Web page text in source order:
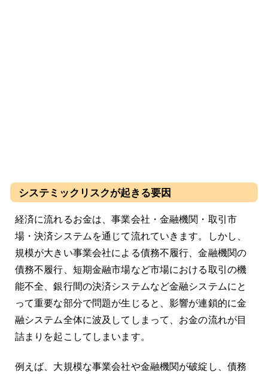
システミックリスクが起きる要因
経済に流れるお金は、事業会社・金融機関・取引市
場・決済システムを通じて流れていきます。しかし、
規模が大きい事業会社による債務不履行、金融機関の
債務不履行、短期金融市場など市場における取引の機
能不全、銀行間の決済システムなど金融システムにと
って重要な部分で問題が生じると、影響が連鎖的に金
融システム全体に波及してしまって、お金の流れが目
詰まりを起こしてしまいます。
例えば、大規模な事業会社や金融機関が破綻し、債務